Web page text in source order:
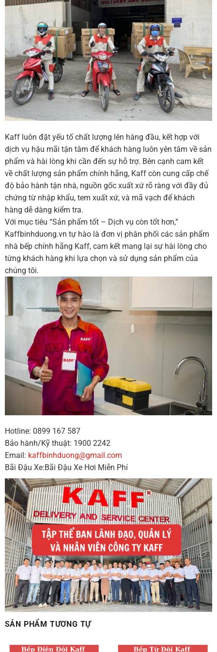
Kaff luôn đặt yếu tố chất lượng lên hàng đầu, kết hợp với
dịch vụ hậu mãi tận tâm để khách hàng luôn yên tâm về sản
phẩm và hài lòng khi cần đến sự hỗ trợ. Bên cạnh cam kết
về chất lượng sản phẩm chính hãng, Kaff còn cung cấp chế
độ bảo hành tận nhà, nguồn gốc xuất xứ rõ ràng với đầy đủ
chứng từ nhập khẩu, tem xuất xứ, và mã vạch để khách
hàng dễ dàng kiểm tra.
Với mục tiêu “Sản phẩm tốt – Dịch vụ còn tốt hơn,”
Kaffbinhduong.vn tự hào là đơn vị phân phối các sản phẩm
nhà bếp chính hãng Kaff, cam kết mang lại sự hài lòng cho
từng khách hàng khi lựa chọn và sử dụng sản phẩm của
chúng tôi.
Hotline: 0899 167 587
Bảo hành/Kỹ thuật: 1900 2242
Email: kaffbinhduong@gmail.com
Bãi Đậu Xe:Bãi Đậu Xe Hơi Miễn Phí
SẢN PHẨM TƯƠNG TỰ